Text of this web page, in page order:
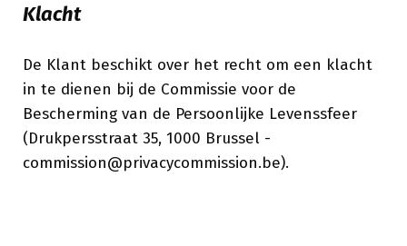
Klacht
De Klant beschikt over het recht om een klacht
in te dienen bij de Commissie voor de
Bescherming van de Persoonlijke Levenssfeer
(Drukpersstraat 35, 1000 Brussel -
commission@privacycommission.be).